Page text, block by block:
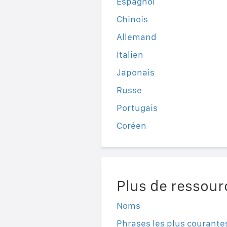
Chinois
Allemand
Italien
Japonais
Russe
Portugais
Coréen
Plus de
Noms
Phrases les plus